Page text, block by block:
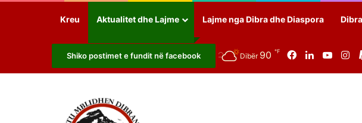
Kreu Aktualitet dhe Lajme Lajme nga Dibra dhe Diaspora
Shiko postimet e fundit në facebook Dibër 90 ℉ FacebookLinkedIn